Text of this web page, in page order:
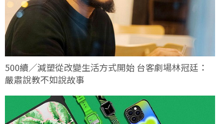
500續／減塑從改變生活方式開始 台客劇場林冠廷：
嚴肅說教不如說故事